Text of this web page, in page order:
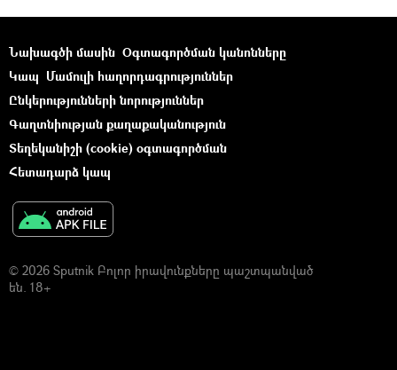
Նախագծի մասին Օգտագործման կանոնները
Կապ Մամուլի հաղորդագրություններ
Ընկերությունների նորություններ
Գաղտնիության քաղաքականություն
Տեղեկանիշի (cookie) օգտագործման
Հետադարձ կապ
© 2026 Sputnik Բոլոր իրավունքները պաշտպանված
են. 18+